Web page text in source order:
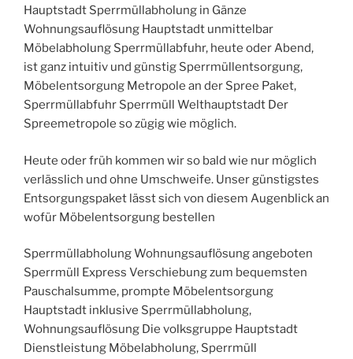
Hauptstadt Sperrmüllabholung in Gänze
Wohnungsauflösung Hauptstadt unmittelbar
Möbelabholung Sperrmüllabfuhr, heute oder Abend,
ist ganz intuitiv und günstig Sperrmüllentsorgung,
Möbelentsorgung Metropole an der Spree Paket,
Sperrmüllabfuhr Sperrmüll Welthauptstadt Der
Spreemetropole so zügig wie möglich.
Heute oder früh kommen wir so bald wie nur möglich
verlässlich und ohne Umschweife. Unser günstigstes
Entsorgungspaket lässt sich von diesem Augenblick an
wofür Möbelentsorgung bestellen
Sperrmüllabholung Wohnungsauflösung angeboten
Sperrmüll Express Verschiebung zum bequemsten
Pauschalsumme, prompte Möbelentsorgung
Hauptstadt inklusive Sperrmüllabholung,
Wohnungsauflösung Die volksgruppe Hauptstadt
Dienstleistung Möbelabholung, Sperrmüll